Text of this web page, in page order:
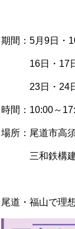
期間：5月9日・
16日・17日
23日・24日
時間：10:00～
場所：尾道市高
三和鉄構建
尾道・福山で理